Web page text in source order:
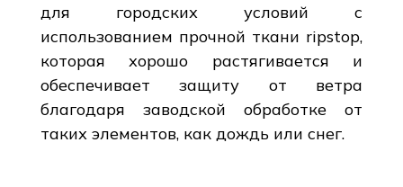
для городских условий с
использованием прочной ткани ripstop,
которая хорошо растягивается и
обеспечивает защиту от ветра
благодаря заводской обработке от
таких элементов, как дождь или снег.